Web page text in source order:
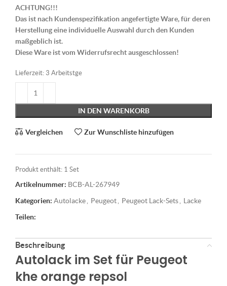
ACHTUNG!!!
Das ist nach Kundenspezifikation angefertigte Ware, für deren
Herstellung eine individuelle Auswahl durch den Kunden
maßgeblich ist.
Diese Ware ist vom Widerrufsrecht ausgeschlossen!
Lieferzeit: 3 Arbeitstge
IN DEN WARENKORB
Vergleichen Zur Wunschliste hinzufügen
Produkt enthält: 1 Set
Artikelnummer: BCB-AL-267949
Kategorien: Autolacke, Peugeot, Peugeot Lack-Sets, Lacke
Teilen:
Beschreibung
Autolack im Set für Peugeot
khe orange repsol